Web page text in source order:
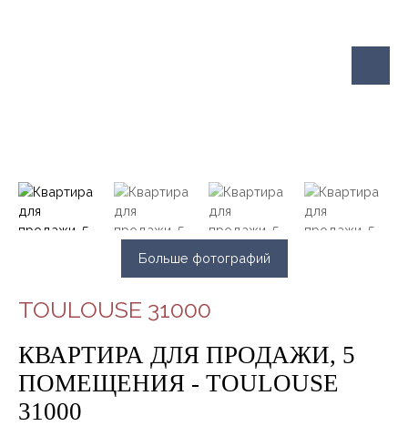
Больше фотографий
TOULOUSE 31000
КВАРТИРА ДЛЯ ПРОДАЖИ, 5
ПОМЕЩЕНИЯ - TOULOUSE
31000